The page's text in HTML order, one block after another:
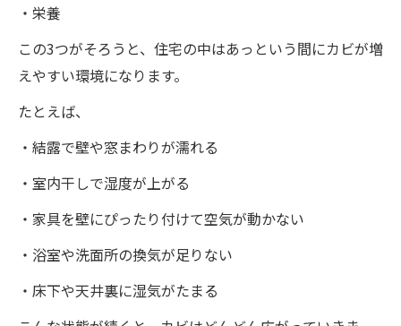
・栄養
この3つがそろうと、住宅の中はあっという間にカビが増
えやすい環境になります。
たとえば、
・結露で壁や窓まわりが濡れる
・室内干しで湿度が上がる
・家具を壁にぴったり付けて空気が動かない
・浴室や洗面所の換気が足りない
・床下や天井裏に湿気がたまる